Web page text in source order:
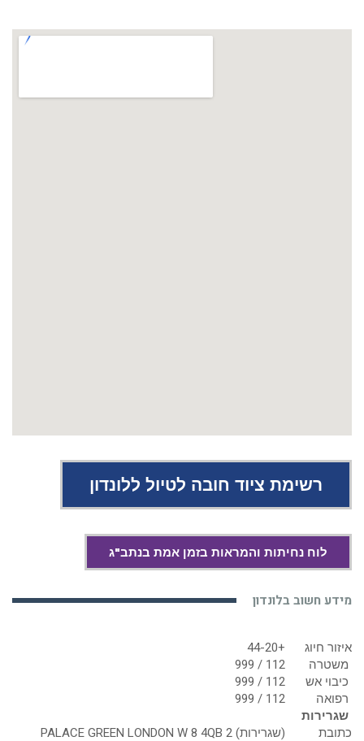
רשימת ציוד חובה לטיול ללונדון
לוח נחיתות והמראות בזמן אמת בנתב"ג
מידע חשוב בלונדון
איזור חיוג
+44-20
משטרה
112 / 999
כיבוי אש
112 / 999
רפואה
112 / 999
שגרירות
כתובת
(שגרירות) 2 PALACE GREEN LONDON W 8 4QB